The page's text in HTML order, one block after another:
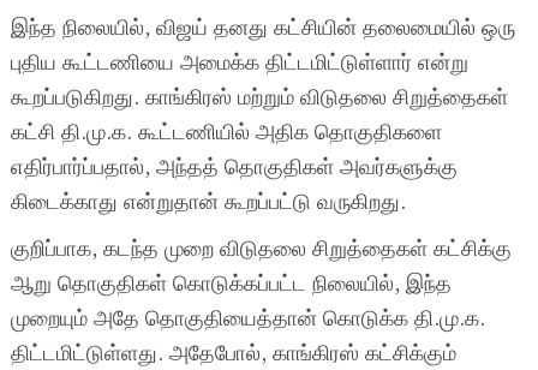
இந்த நிலையில், விஜய் தனது கட்சியின் தலைமையில் ஒரு
புதிய கூட்டணியை அமைக்க திட்டமிட்டுள்ளார் என்று
கூறப்படுகிறது. காங்கிரஸ் மற்றும் விடுதலை சிறுத்தைகள்
கட்சி தி.மு.க. கூட்டணியில் அதிக தொகுதிகளை
எதிர்பார்ப்பதால், அந்தத் தொகுதிகள் அவர்களுக்கு
கிடைக்காது என்றுதான் கூறப்பட்டு வருகிறது.
குறிப்பாக, கடந்த முறை விடுதலை சிறுத்தைகள் கட்சிக்கு
ஆறு தொகுதிகள் கொடுக்கப்பட்ட நிலையில், இந்த
முறையும் அதே தொகுதியைத்தான் கொடுக்க தி.மு.க.
திட்டமிட்டுள்ளது. அதேபோல், காங்கிரஸ் கட்சிக்கும்